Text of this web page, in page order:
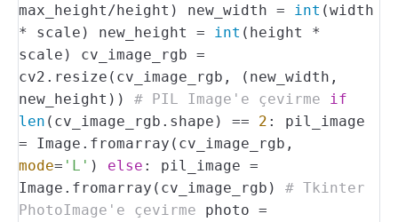
max_height/height)
new_width = int (width
* scale)
new_height = int (height *
scale)
cv_image_rgb =
cv2.resize(cv_image_rgb, (new_width,
new_height))
# PIL Image'e çevirme
if
len (cv_image_rgb.shape) == 2 :
pil_image
= Image.fromarray(cv_image_rgb,
mode= 'L' ) else :
pil_image =
Image.fromarray(cv_image_rgb)
# Tkinter
PhotoImage'e çevirme
photo =